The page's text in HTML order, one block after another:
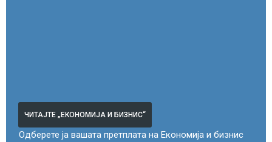
ЧИТАЈТЕ „ЕКОНОМИЈА И БИЗНИС“
Одберете ја вашата претплата на Економија и бизнис